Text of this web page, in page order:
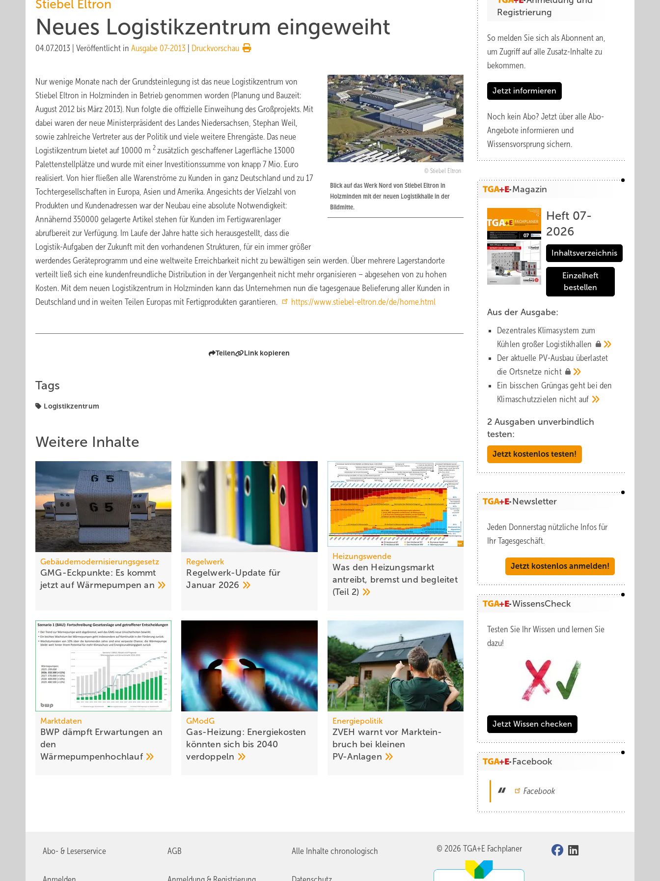
Stiebel Eltron
Neues Logistikzentrum ­eingeweiht
04.07.2013 Veröffentlicht in Ausgabe 07-2013 Druckvorschau
Stiebel Eltron
Blick auf das Werk Nord von Stiebel Eltron in
Holzminden mit der neuen Logistikhalle in der
Bildmitte.
Nur wenige Monate nach der Grundsteinlegung ist das neue Logistikzentrum von
Stiebel Eltron in Holzminden in Betrieb genommen worden (Planung und Bauzeit:
August 2012 bis März 2013). Nun folgte die offizielle Einweihung des Großprojekts. Mit
dabei waren der neue Ministerpräsident des Landes Niedersachsen, Stephan Weil,
sowie zahlreiche Vertreter aus der Politik und viele weitere Ehrengäste. Das neue
Logistikzentrum bietet auf 10000 m 2 zusätzlich geschaffener Lagerfläche 13000
Palettenstellplätze und wurde mit einer Investitionssumme von knapp 7 Mio. Euro
realisiert. Von hier fließen alle Warenströme zu Kunden in ganz Deutschland und zu 17
Tochtergesellschaften in Europa, Asien und Amerika. Angesichts der Vielzahl von
Produkten und Kundenadressen war der Neubau eine absolute Notwendigkeit:
Annähernd 350000 gelagerte Artikel stehen für Kunden im Fertigwarenlager
abrufbereit zur Verfügung. Im Laufe der Jahre hatte sich herausgestellt, dass die
Logistik-Aufgaben der Zukunft mit den vorhandenen Strukturen, für ein immer größer
werdendes Geräteprogramm und eine weltweite Erreichbarkeit nicht zu bewältigen sein werden. Über mehrere Lagerstandorte
verteilt ließ sich eine kundenfreundliche Distribution in der Vergangenheit nicht mehr organisieren – abgesehen von zu hohen
Kosten. Mit dem neuen Logistikzentrum in Holzminden kann das Unternehmen nun die tagesgenaue Belieferung aller Kunden in
Deutschland und in weiten Teilen Europas mit Fertigprodukten garantieren.
https://www.stiebel-eltron.de/de/home.html
Teilen Link kopieren
Tags
Logistikzentrum
Weitere Inhalte
Gebäudemodernisierungsgesetz
GMG-Eckpunkte: Es kommt
jetzt auf Wärmepumpenan
Regelwerk
Regelwerk-Update für
Januar 2026
Heizungswende
Was den Heizungsmarkt
antreibt, bremst und begleitet
(Teil 2)
Marktdaten
BWP dämpft Erwartungen an
den
Wärme­pumpen­hochlauf
GModG
Gas-Heizung: Energiekosten
könn­ten sich bis 2040
verdoppeln
Energiepolitik
ZVEH warnt vor Markt­ein­
bruch bei klei­nen
PV-Anlagen
Registrierung
So melden Sie sich als Abonnent an,
um Zugriff auf alle Zusatz-Inhalte zu
bekommen.
Jetzt informieren
Noch kein Abo? Jetzt über alle Abo-
Angebote informieren und
Wissensvorsprung sichern.
Magazin
Heft 07-
2026
Inhaltsverzeichnis
Einzelheft
bestellen
Aus der Ausgabe:
Dezentrales Klimasystem zum
Kühlen großer Logistik­hallen
Der aktuelle PV-Ausbau über­lastet
die Orts­netze nicht
Ein bisschen Grüngas geht bei den
Klima­schutz­zielen nicht auf
2 Ausgaben unverbindlich
testen:
Jetzt kostenlos testen!
Newsletter
Jeden Donnerstag nützliche Infos für
Ihr Tagesgeschäft.
Jetzt kostenlos anmelden!
WissensCheck
Testen Sie Ihr Wissen und lernen Sie
dazu!
Jetzt Wissen checken
Facebook
Facebook
Abo- & Leserservice AGB Alle Inhalte chronologisch © 2026 TGA+E Fachplaner